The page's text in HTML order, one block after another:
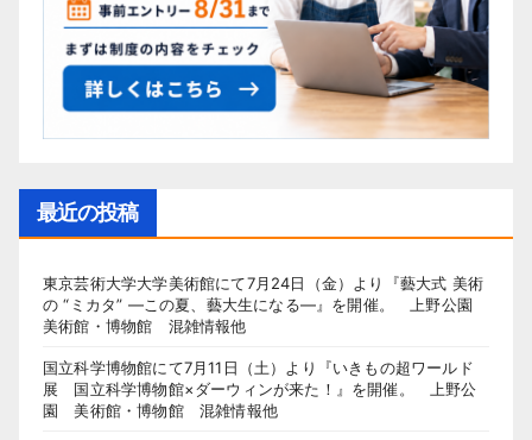
最近の投稿
東京芸術大学大学美術館にて7月24日（金）より『藝大式 美術
の “ミカタ” ―この夏、藝大生になる―』を開催。 上野公園
美術館・博物館 混雑情報他
国立科学博物館にて7月11日（土）より『いきもの超ワールド
展 国立科学博物館×ダーウィンが来た！』を開催。 上野公
園 美術館・博物館 混雑情報他